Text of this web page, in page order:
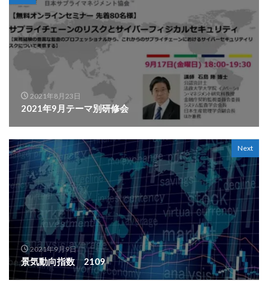
2021年8月23日
2021年9月テーマ別研修会
Next
2021年9月9日
景気動向指数 2109